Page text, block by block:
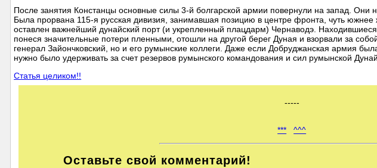
После занятия Констанцы основные силы 3-й болгарской армии повернули на запад. Они
Была прорвана 115-я русская дивизия, занимавшая позицию в центре фронта, чуть южнее
оставлен важнейший дунайский порт (и укрепленный плацдарм) Чернаводэ.
понеся значительные потери пленными, отошли на другой берег Дуная и взорвали за
генерал Зайончковский, но и его румынские коллеги. Даже если Добруджанская армия
нужно было удерживать за счет резервов румынского командования и сил румынской
Статья целиком!!
-----
*** ^^^
Оставьте свой комментарий!